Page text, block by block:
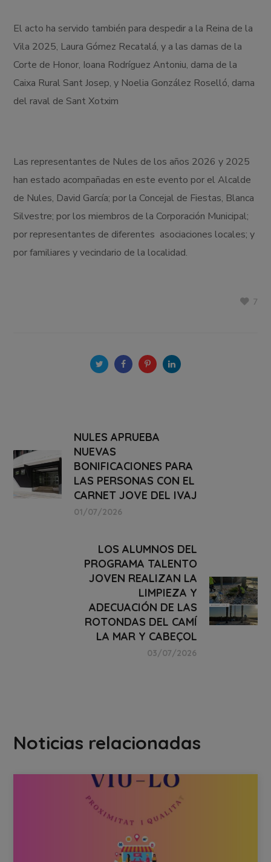
El acto ha servido también para despedir a la Reina de la
Vila 2025, Laura Gómez Recatalá, y a las damas de la
Corte de Honor, Ioana Rodríguez Antoniu, dama de la
Caixa Rural Sant Josep, y Noelia González Roselló, dama
del raval de Sant Xotxim
Las representantes de Nules de los años 2026 y 2025
han estado acompañadas en este evento por el Alcalde
de Nules, David García; por la Concejal de Fiestas, Blanca
Silvestre; por los miembros de la Corporación Municipal;
por representantes de diferentes asociaciones locales; y
por familiares y vecindario de la localidad.
7
NULES APRUEBA
NUEVAS
BONIFICACIONES PARA
LAS PERSONAS CON EL
CARNET JOVE DEL IVAJ
01/07/2026
LOS ALUMNOS DEL
PROGRAMA TALENTO
JOVEN REALIZAN LA
LIMPIEZA Y
ADECUACIÓN DE LAS
ROTONDAS DEL CAMÍ
LA MAR Y CABEÇOL
03/07/2026
Noticias relacionadas